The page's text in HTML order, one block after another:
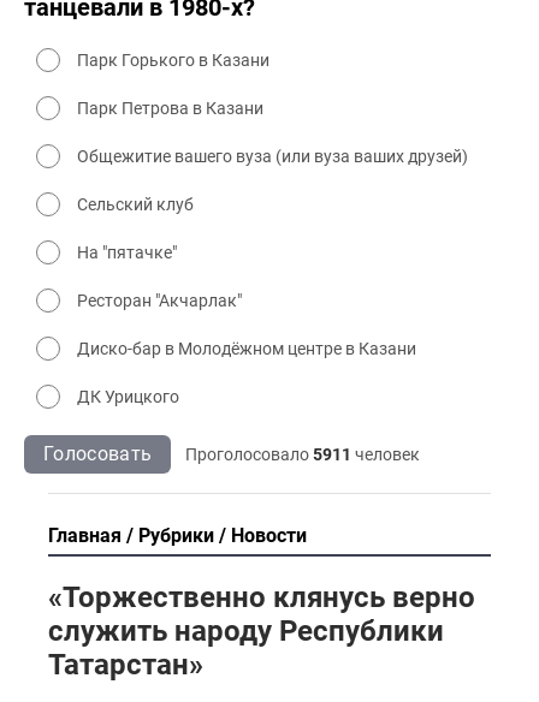
танцевали в 1980-х?
Парк Горького в Казани
Парк Петрова в Казани
Общежитие вашего вуза (или вуза ваших друзей)
Сельский клуб
На "пятачке"
Ресторан "Акчарлак"
Диско-бар в Молодёжном центре в Казани
ДК Урицкого
Голосовать Проголосовало5911 человек
Главная Рубрики Новости
«Торжественно клянусь верно
служить народу Республики
Татарстан»